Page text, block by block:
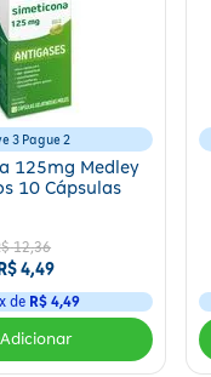
3 Pague 2
125mg Medley
10 Cápsulas
12,36
4,49
x de R$ 4,49
Adicionar